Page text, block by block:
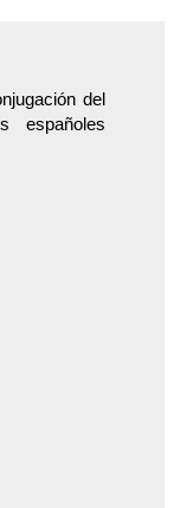
del
españoles